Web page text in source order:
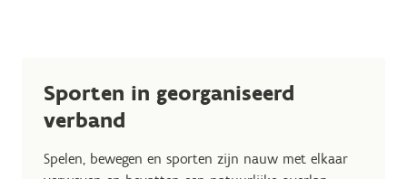
Sporten in georganiseerd
verband
Spelen, bewegen en sporten zijn nauw met elkaar